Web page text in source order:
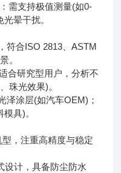
支持极值测量(如0-
晕干扰。
合ISO 2813、ASTM
。
合研究型用户，分析不
珠光效果)。
涂层(如汽车OEM)；
具)。
，注重高精度与稳定
计，具备防尘防水